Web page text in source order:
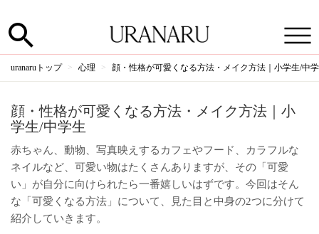
uranaruトップ 心理 顔・性格が可愛くなる方法・メイク方法｜小学生/中
顔・性格が可愛くなる方法・メイク方法｜小
学生/中学生
赤ちゃん、動物、写真映えするカフェやフード、カラフルな
ネイルなど、可愛い物はたくさんありますが、その「可愛
い」が自分に向けられたら一番嬉しいはずです。今回はそん
な「可愛くなる方法」について、見た目と中身の2つに分けて
紹介していきます。